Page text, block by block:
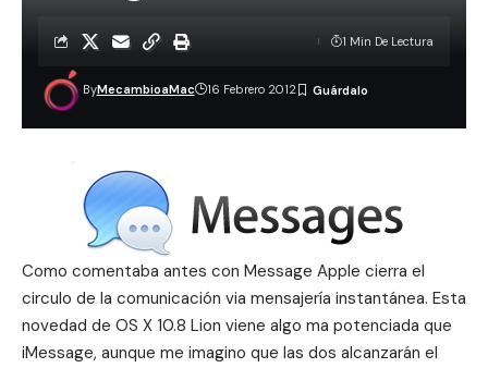
ByMecambioaMac 16 Febrero 2012
1 Min De Lectura
Como comentaba antes con Message Apple cierra el
circulo de la comunicación via mensajería instantánea. Esta
novedad de OS X 10.8 Lion viene algo ma potenciada que
iMessage, aunque me imagino que las dos alcanzarán el